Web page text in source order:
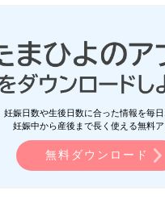
妊娠日数や生後日数に合った情報を毎
妊娠中から産後まで長く使える無料ア
無料ダウンロード